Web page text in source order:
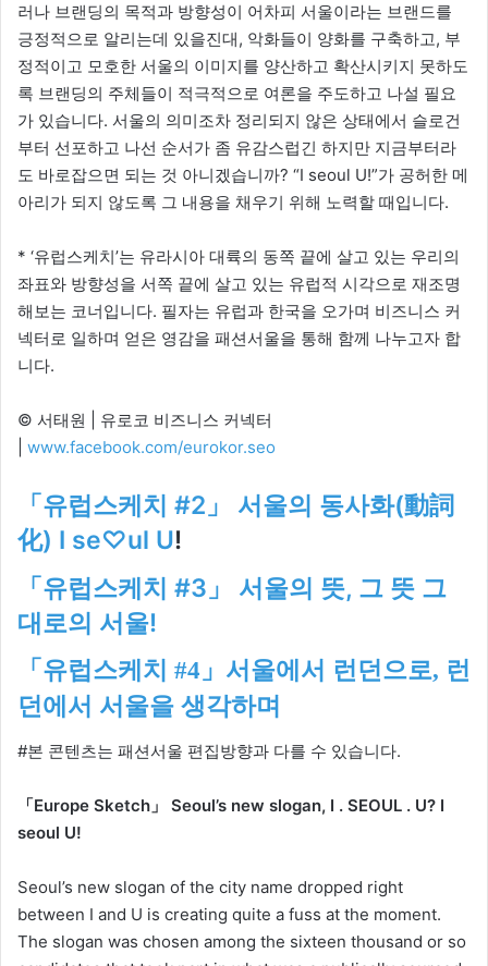
러나 브랜딩의 목적과 방향성이 어차피 서울이라는 브랜드를
긍정적으로 알리는데 있을진대, 악화들이 양화를 구축하고, 부
정적이고 모호한 서울의 이미지를 양산하고 확산시키지 못하도
록 브랜딩의 주체들이 적극적으로 여론을 주도하고 나설 필요
가 있습니다. 서울의 의미조차 정리되지 않은 상태에서 슬로건
부터 선포하고 나선 순서가 좀 유감스럽긴 하지만 지금부터라
도 바로잡으면 되는 것 아니겠습니까? “I seoul U!”가 공허한 메
아리가 되지 않도록 그 내용을 채우기 위해 노력할 때입니다.
* ‘유럽스케치’는 유라시아 대륙의 동쪽 끝에 살고 있는 우리의
좌표와 방향성을 서쪽 끝에 살고 있는 유럽적 시각으로 재조명
해보는 코너입니다. 필자는 유럽과 한국을 오가며 비즈니스 커
넥터로 일하며 얻은 영감을 패션서울을 통해 함께 나누고자 합
니다.
© 서태원 | 유로코 비즈니스 커넥터
www.facebook.com/eurokor.seo
「유럽스케치 #2」 서울의 동사화(動詞
化) I se♡ul U!
「유럽스케치 #3」 서울의 뜻, 그 뜻 그
대로의 서울!
「유럽스케치 #4 」서울에서 런던으로, 런
던에서 서울을 생각하며
#본 콘텐츠는 패션서울 편집방향과 다를 수 있습니다.
「Europe Sketch」 Seoul’s new slogan, I . SEOUL . U? I
seoul U!
Seoul’s new slogan of the city name dropped right
between I and U is creating quite a fuss at the moment.
The slogan was chosen among the sixteen thousand or so